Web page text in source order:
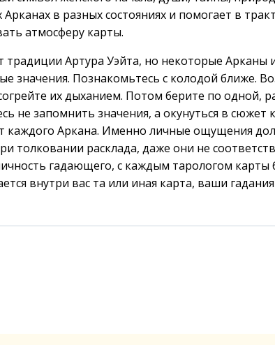
Арканах в разных состояниях и помогает в
атмосферу карты.
традиции Артура Уэйта, но некоторые Арканы
значения. Познакомьтесь с колодой ближе.
их дыханием. Потом берите по одной,
не запомнить значения, а окунуться в сюжет
каждого Аркана. Именно личные ощущения
толковании расклада, даже они не
гадающего, с каждым тарологом карты
внутри вас та или иная карта, ваши